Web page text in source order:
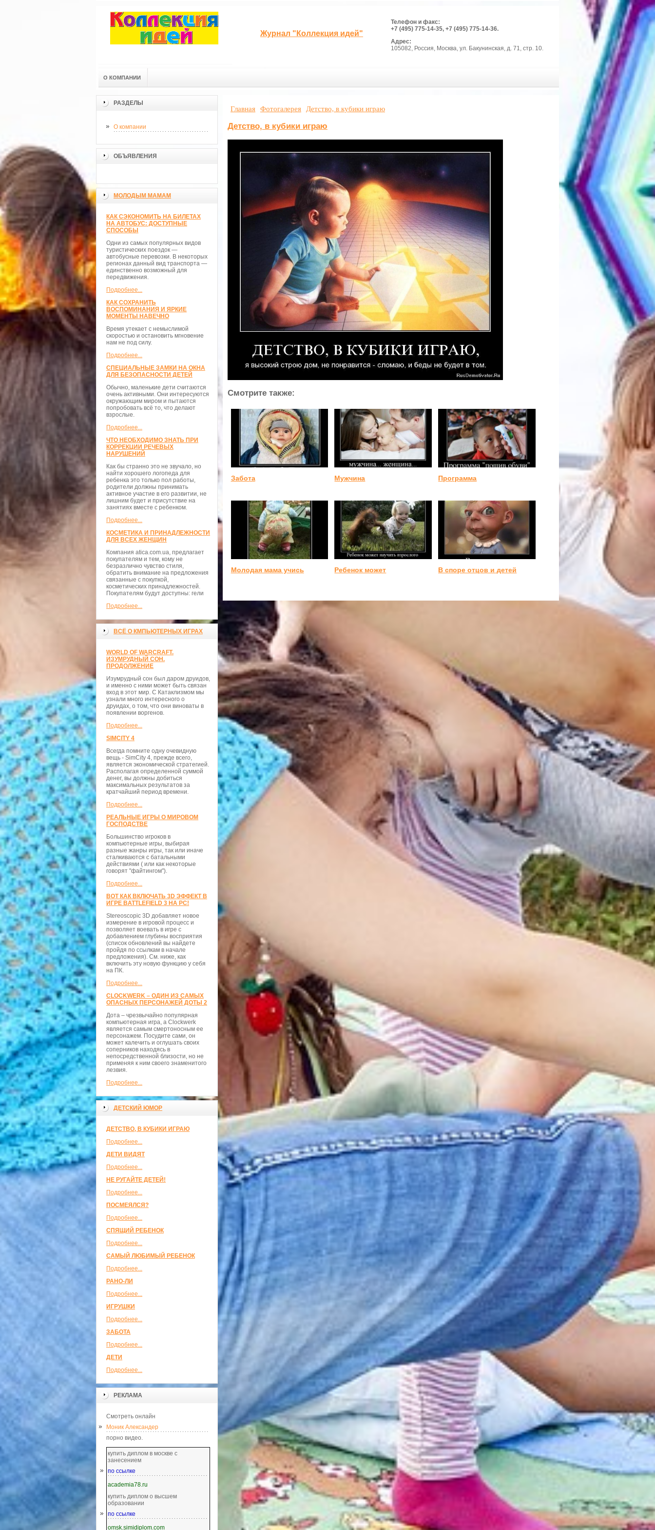
Журнал "Коллекция идей"
Телефон и факс:
+7 (495) 775-14-35, +7 (495) 775-14-36.
Адрес:
105082, Россия, Москва, ул. Бакунинская, д. 71, стр. 10.
О КОМПАНИИ
РАЗДЕЛЫ
О компании
ОБЪЯВЛЕНИЯ
МОЛОДЫМ МАМАМ
КАК СЭКОНОМИТЬ НА БИЛЕТАХ
НА АВТОБУС: ДОСТУПНЫЕ
СПОСОБЫ
Одни из самых популярных видов
туристических поездок —
автобусные перевозки. В некоторых
регионах данный вид транспорта —
единственно возможный для
передвижения.
Подробнее...
КАК СОХРАНИТЬ
ВОСПОМИНАНИЯ И ЯРКИЕ
МОМЕНТЫ НАВЕЧНО
Время утекает с немыслимой
скоростью и остановить мгновение
нам не под силу.
Подробнее...
СПЕЦИАЛЬНЫЕ ЗАМКИ НА ОКНА
ДЛЯ БЕЗОПАСНОСТИ ДЕТЕЙ
Обычно, маленькие дети считаются
очень активными. Они интересуются
окружающим миром и пытаются
попробовать всё то, что делают
взрослые.
Подробнее...
ЧТО НЕОБХОДИМО ЗНАТЬ ПРИ
КОРРЕКЦИИ РЕЧЕВЫХ
НАРУШЕНИЙ
Как бы странно это не звучало, но
найти хорошего логопеда для
ребенка это только пол работы,
родители должны принимать
активное участие в его развитии, не
лишним будет и присутствие на
занятиях вместе с ребенком.
Подробнее...
КОСМЕТИКА И ПРИНАДЛЕЖНОСТИ
ДЛЯ ВСЕХ ЖЕНЩИН
Компания atica.com.ua, предлагает
покупателям и тем, кому не
безразлично чувство стиля,
обратить внимание на предложения
связанные с покупкой,
косметических принадлежностей.
Покупателям будут доступны: гели
Подробнее...
ВСЁ О КМПЬЮТЕРНЫХ ИГРАХ
WORLD OF WARCRAFT.
ИЗУМРУДНЫЙ СОН.
ПРОДОЛЖЕНИЕ
Изумрудный сон был даром друидов,
и именно с ними может быть связан
вход в этот мир. С Катаклизмом мы
узнали много интересного о
друидах, о том, что они виноваты в
появлении воргенов.
Подробнее...
SIMCITY 4
Всегда помните одну очевидную
вещь - SimCity 4, прежде всего,
является экономической стратегией.
Располагая определенной суммой
денег, вы должны добиться
максимальных результатов за
кратчайший период времени.
Подробнее...
РЕАЛЬНЫЕ ИГРЫ О МИРОВОМ
ГОСПОДСТВЕ
Большинство игроков в
компьютерные игры, выбирая
разные жанры игры, так или иначе
сталкиваются с батальными
действиями ( или как некоторые
говорят "файтингом").
Подробнее...
ВОТ КАК ВКЛЮЧАТЬ 3D ЭФФЕКТ В
ИГРЕ BATTLEFIELD 3 НА PC!
Stereoscopic 3D добавляет новое
измерение в игровой процесс и
позволяет воевать в игре с
добавлением глубины восприятия
(список обновлений вы найдете
пройдя по ссылкам в начале
предложения). См. ниже, как
включить эту новую функцию у себя
на ПК.
Подробнее...
CLOCKWERK – ОДИН ИЗ САМЫХ
ОПАСНЫХ ПЕРСОНАЖЕЙ ДОТЫ 2
Дота – чрезвычайно популярная
компьютерная игра, а Clockwerk
является самым смертоносным ее
персонажем. Посудите сами, он
может калечить и оглушать своих
соперников находясь в
непосредственной близости, но не
применяя к ним своего знаменитого
лезвия.
Подробнее...
ДЕТСКИЙ ЮМОР
ДЕТСТВО, В КУБИКИ ИГРАЮ
Подробнее...
ДЕТИ ВИДЯТ
Подробнее...
НЕ РУГАЙТЕ ДЕТЕЙ!
Подробнее...
ПОСМЕЯЛСЯ?
Подробнее...
СПЯЩИЙ РЕБЕНОК
Подробнее...
САМЫЙ ЛЮБИМЫЙ РЕБЕНОК
Подробнее...
РАНО-ЛИ
Подробнее...
ИГРУШКИ
Подробнее...
ЗАБОТА
Подробнее...
ДЕТИ
Подробнее...
РЕКЛАМА
Смотреть онлайн
Моник Александер
порно видео.
купить диплом в москве с
занесением
по ссылке
academia78.ru
купить диплом о высшем
образовании
по ссылке
omsk.simidiplom.com
Главная Фотогалерея Детство, в кубики играю
Детство, в кубики играю
Смотрите также:
Забота Мужчина Программа
Молодая мама учись Ребенок может В споре отцов и детей